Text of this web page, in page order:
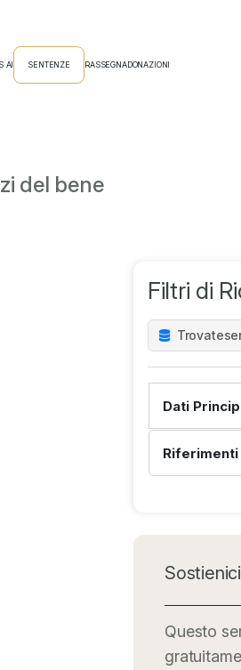
AI SENTENZE RASSEGNADONAZIONI
del bene
Filtri di
Trovate
Dati
Questo